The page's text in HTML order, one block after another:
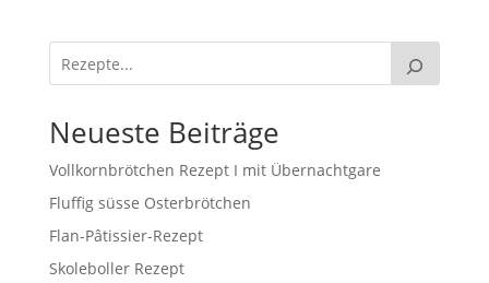
Neueste Beiträge
Vollkornbrötchen Rezept I mit Übernachtgare
Fluffig süsse Osterbrötchen
Flan-Pâtissier-Rezept
Skoleboller Rezept